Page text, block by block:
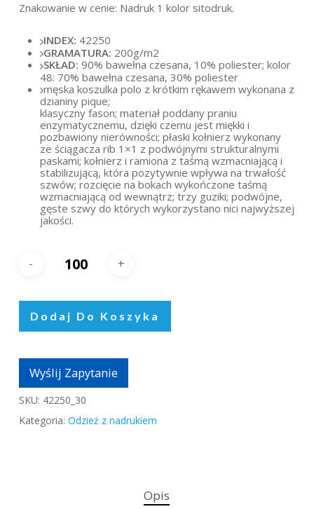
Znakowanie w cenie: Nadruk 1 kolor sitodruk.
INDEX: 42250
GRAMATURA: 200g/m2
SKŁAD: 90% bawełna czesana, 10% poliester; kolor
48: 70% bawełna czesana, 30% poliester
męska koszulka polo z krótkim rękawem wykonana z
dzianiny pique;
klasyczny fason; materiał poddany praniu
enzymatycznemu, dzięki czemu jest miękki i
pozbawiony nierówności; płaski kołnierz wykonany
ze ściągacza rib 1×1 z podwójnymi strukturalnymi
paskami; kołnierz i ramiona z taśmą wzmacniającą i
stabilizującą, która pozytywnie wpływa na trwałość
szwów; rozcięcie na bokach wykończone taśmą
wzmacniającą od wewnątrz; trzy guziki; podwójne,
gęste szwy do których wykorzystano nici najwyższej
jakości.
Dodaj Do Koszyka
Wyślij Zapytanie
SKU: 42250_30
Kategoria: Odzież z nadrukiem
Opis